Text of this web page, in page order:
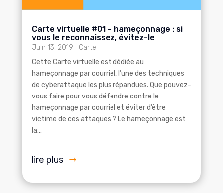
Carte virtuelle #01 – hameçonnage : si
vous le reconnaissez, évitez-le
Juin 13, 2019
Carte
Cette Carte virtuelle est dédiée au
hameçonnage par courriel, l’une des techniques
de cyberattaque les plus répandues. Que pouvez-
vous faire pour vous défendre contre le
hameçonnage par courriel et éviter d’être
victime de ces attaques ? Le hameçonnage est
la...
lire plus